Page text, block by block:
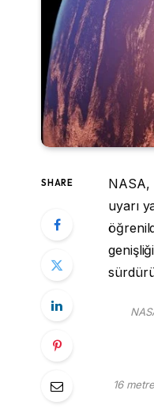
SHARE
NASA,
uyarı
16